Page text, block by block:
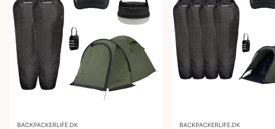
BACKPACKERLIFE.DK BACKPACKERLIFE.DK